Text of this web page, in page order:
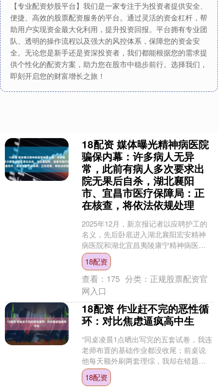
【专业配资炒股平台】我们是一家专注于为投资者提供安全、
便捷、高效的股票配资服务的平台。通过灵活的资金杠杆，帮
助用户实现资金最大化利用，提升投资回报。平台拥有专业团
队、透明的操作流程以及强大的风控体系，保障您的资金安
全。无论您是新手还是资深投资者，我们都能根据您的需求提
供个性化的配资方案，助力您在股市中稳步前行。选择我们，
即刻开启您的财富增长之旅！
18配资 媒体曝光精神病医院
骗保内幕：许多病人无异
常，此前有病人多次要求出
院无果后自杀，湖北襄阳
市、宜昌市医疗保障局：正
在核查，将依法依规处理
2025年12月，新京报记者以应聘护工的
名义，先后卧底进入湖北襄阳宏安精神
病医院和湖北宜昌夷陵康宁精神病医
院。在这两家精神病医院，记者发现许
多住院病人看起来并无....
18配资
查看： 175 分类： 正规股票配资官
网入口
18配资 作业赶不完的恶性循
环：对比焦虑逼疯高中生
“同桌凌晨1点晒出写完的五套试卷，我连
老师布置的基础作业都没收尾；前桌说
他每天额外刷两套理综，我却在错题本
上还积着上周的漏洞。”深夜的书桌前，
高中生小宇盯着未完....
18配资